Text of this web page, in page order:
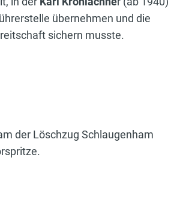
übernehmen und die
sichern musste.
der Löschzug Schlaugenham